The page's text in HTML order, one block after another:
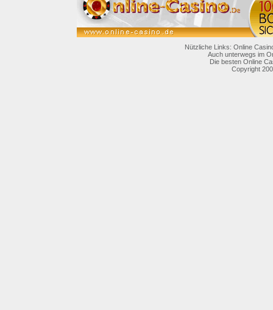
Nützliche Links: Online
Auch unterwegs im
Die besten Online
Copyright